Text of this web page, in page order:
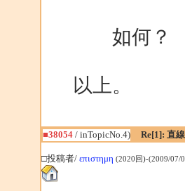
如何？
以上。
■38054/ inTopicNo.4) Re[1]: 直
□投稿者/ επιστημη (2020回)-(2009/07/